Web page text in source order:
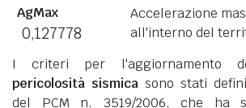
AgMax
0,127778
Accelerazione
all'interno del
I criteri per l'aggiornamento
pericolosità sismica sono stati
del PCM n. 3519/2006, che ha